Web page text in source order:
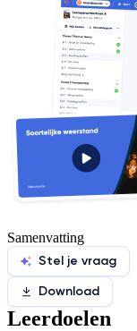
Samenvatting
Stel je vraag
Download
Leerdoelen